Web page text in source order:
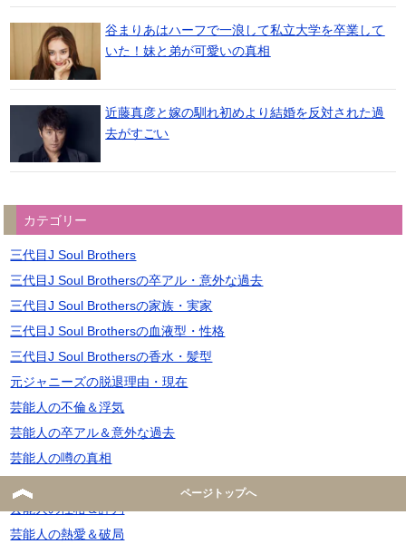
谷まりあはハーフで一浪して私立大学を卒業して
いた！妹と弟が可愛いの真相
近藤真彦と嫁の馴れ初めより結婚を反対された過
去がすごい
カテゴリー
三代目J Soul Brothers
三代目J Soul Brothersの卒アル・意外な過去
三代目J Soul Brothersの家族・実家
三代目J Soul Brothersの血液型・性格
三代目J Soul Brothersの香水・髪型
元ジャニーズの脱退理由・現在
芸能人の不倫＆浮気
芸能人の卒アル＆意外な過去
芸能人の噂の真相
芸能人の性格＆評判
芸能人の熱愛＆破局
ページトップへ